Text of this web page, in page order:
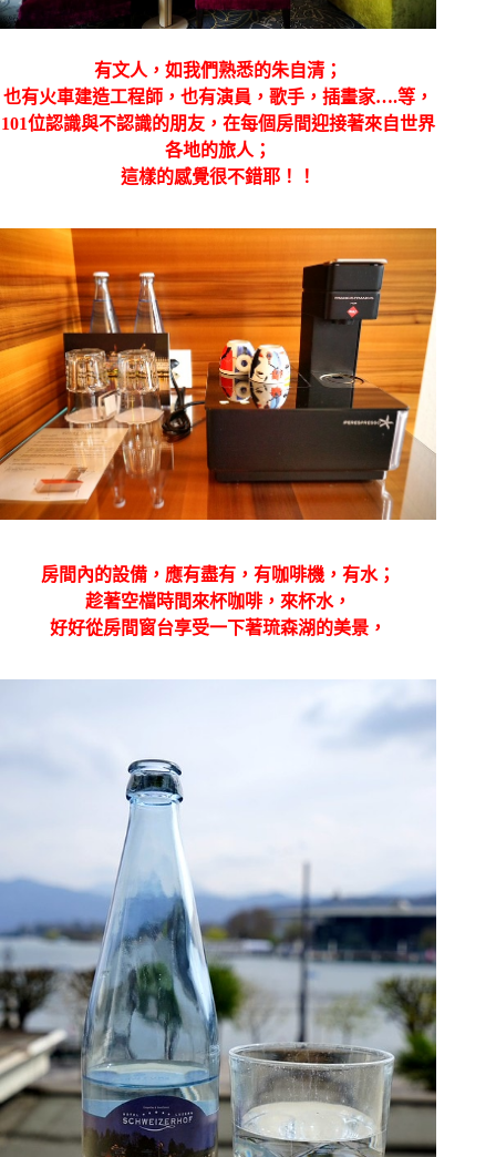
有文人，如我們熟悉的朱自清；
也有火車建造工程師，也有演員，歌手，插畫家….等，
101位認識與不認識的朋友，在每個房間迎接著來自世界
各地的旅人；
這樣的感覺很不錯耶！！
房間內的設備，應有盡有，有咖啡機，有水；
趁著空檔時間來杯咖啡，來杯水，
好好從房間窗台享受一下著琉森湖的美景，